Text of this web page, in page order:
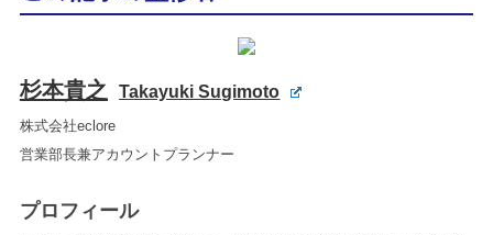
杉本貴之 Takayuki Sugimoto
株式会社eclore
営業部長兼アカウントプランナー
プロフィール